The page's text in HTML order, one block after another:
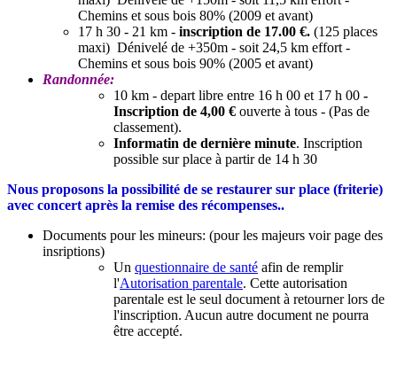
Chemins et sous bois 80% (2009 et avant)
17 h 30 - 21 km - inscription de 17.00 €. (125 places
maxi) Dénivelé de +350m - soit 24,5 km effort -
Chemins et sous bois 90% (2005 et avant)
Randonnée:
10 km - depart libre entre 16 h 00 et 17 h 00 -
Inscription de 4,00 € ouverte à tous - (Pas de
classement).
Informatin de dernière minute. Inscription
possible sur place à partir de 14 h 30
Nous proposons la possibilité de se restaurer sur place (friterie)
avec concert après la remise des récompenses..
Documents pour les mineurs: (pour les majeurs voir page des
insriptions)
Un questionnaire de santé afin de remplir
l'Autorisation parentale. Cette autorisation
parentale est le seul document à retourner lors de
l'inscription. Aucun autre document ne pourra
être accepté.